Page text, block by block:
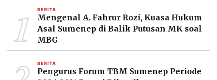
RESOLUSI
MEDIA
PRAMUDITA
1 BERITA
Mengenal A. Fahrur Rozi, Kuasa Hukum
Asal Sumenep di Balik Putusan MK soal
MBG
BERITA
Pengurus Forum TBM Sumenep Periode